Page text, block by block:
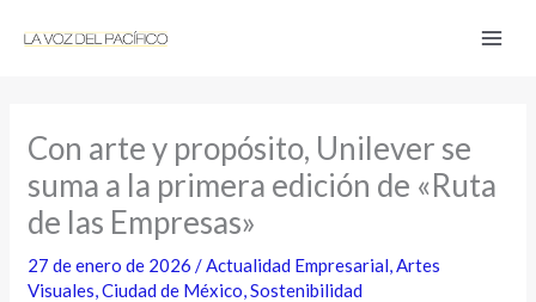
Con arte y propósito, Unilever se
suma a la primera edición de «Ruta
de las Empresas»
27 de enero de 2026/Actualidad Empresarial,Artes
Visuales,Ciudad de México,Sostenibilidad